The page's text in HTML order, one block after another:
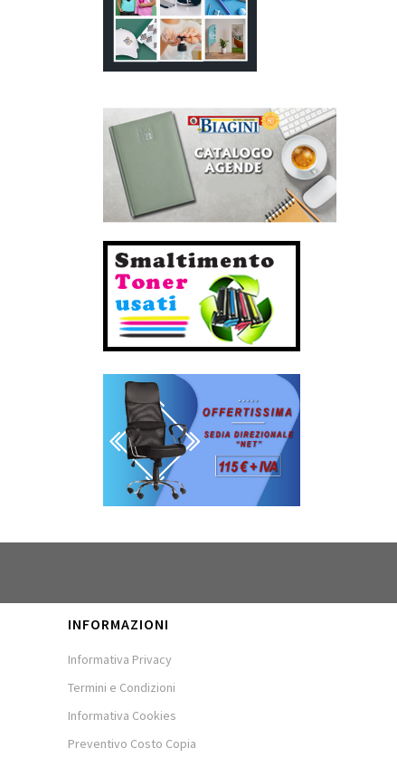
INFORMAZIONI
Informativa Privacy
Termini e Condizioni
Informativa Cookies
Preventivo Costo Copia